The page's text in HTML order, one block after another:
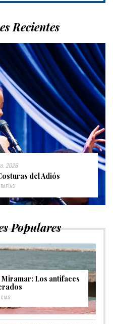
Recientes
2026
del Adiós
Populares
Los antifaces